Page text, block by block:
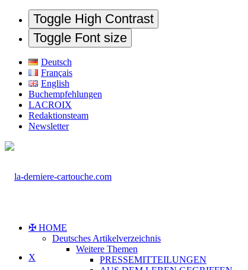
Toggle High Contrast
Toggle Font size
Deutsch
Français
English
Buchempfehlungen
LACROIX
Redaktionsteam
Newsletter
X
✠ HOME
Deutsches Artikelverzeichnis
Weitere Themen
PRESSEMITTEILUNGEN